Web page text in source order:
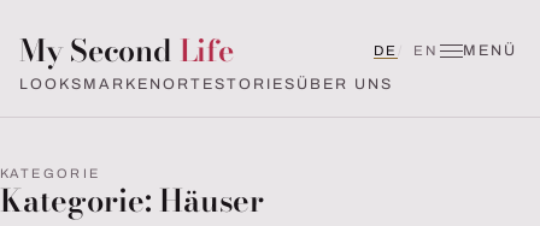
My Second Life
MENÜ
LOOKS MARKEN ORTESTORIES ÜBER UNS
DE Deutsch
EN English (UK)
KATEGORIE
Kategorie: Häuser